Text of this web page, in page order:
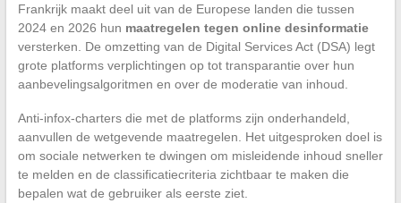
Frankrijk maakt deel uit van de Europese landen die tussen
2024 en 2026 hun maatregelen tegen online desinformatie
versterken. De omzetting van de Digital Services Act (DSA) legt
grote platforms verplichtingen op tot transparantie over hun
aanbevelingsalgoritmen en over de moderatie van inhoud.
Anti-infox-charters die met de platforms zijn onderhandeld,
aanvullen de wetgevende maatregelen. Het uitgesproken doel is
om sociale netwerken te dwingen om misleidende inhoud sneller
te melden en de classificatiecriteria zichtbaar te maken die
bepalen wat de gebruiker als eerste ziet.